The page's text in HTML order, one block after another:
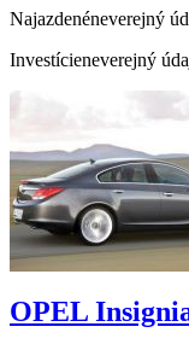
Najazdenéneverejný
Investícieneverejný
OPEL